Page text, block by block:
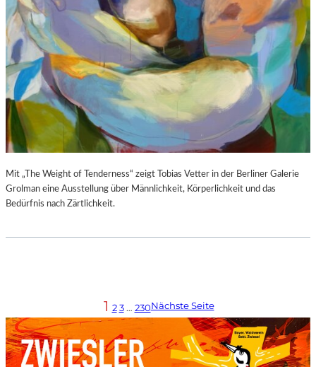
Mit „The Weight of Tenderness“ zeigt Tobias Vetter in der Berliner Galerie
Grolman eine Ausstellung über Männlichkeit, Körperlichkeit und das
Bedürfnis nach Zärtlichkeit.
1 2 3 … 230Nächste Seite